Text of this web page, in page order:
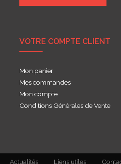
VOTRE COMPTE CLIENT
Mon panier
Mes commandes
Mon compte
Conditions Générales de Vente
Actualités Liens utiles